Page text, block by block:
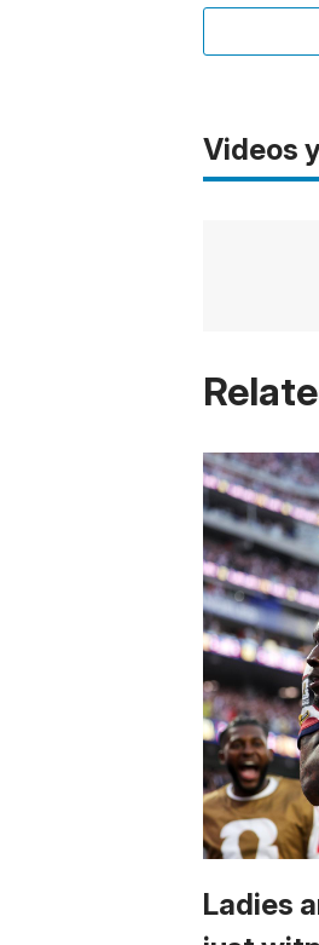
Videos
Ladies